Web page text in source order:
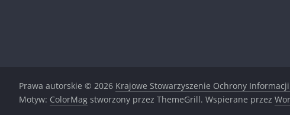
Prawa autorskie © 2026 Krajowe Stowarzyszenie Ochrony
Motyw: ColorMag stworzony przez ThemeGrill. Wspierane przez